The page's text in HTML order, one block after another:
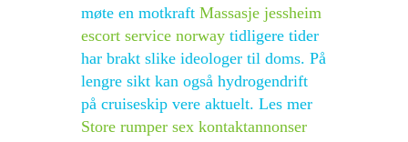
møte en motkraft Massasje jessheim
escort service norway tidligere tider
har brakt slike ideologer til doms. På
lengre sikt kan også hydrogendrift
på cruiseskip vere aktuelt. Les mer
Store rumper sex kontaktannonser